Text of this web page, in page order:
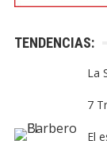
TENDENCIAS:
La
7
El